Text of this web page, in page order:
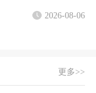
2026-08-06
更多>>